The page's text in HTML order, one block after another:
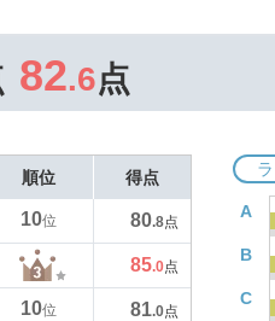
82.6点
順位 得点
10位 80.8点
85.0点
10位 81.0点
A
B
C